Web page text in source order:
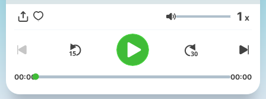
Volumen 1 x
00:00 00:00